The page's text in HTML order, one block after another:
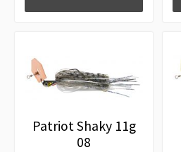
Patriot Shaky 11g
08